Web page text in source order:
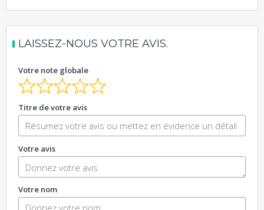
LAISSEZ-NOUS VOTRE AVIS.
Votre note globale
Titre de votre avis
Votre avis
Votre nom